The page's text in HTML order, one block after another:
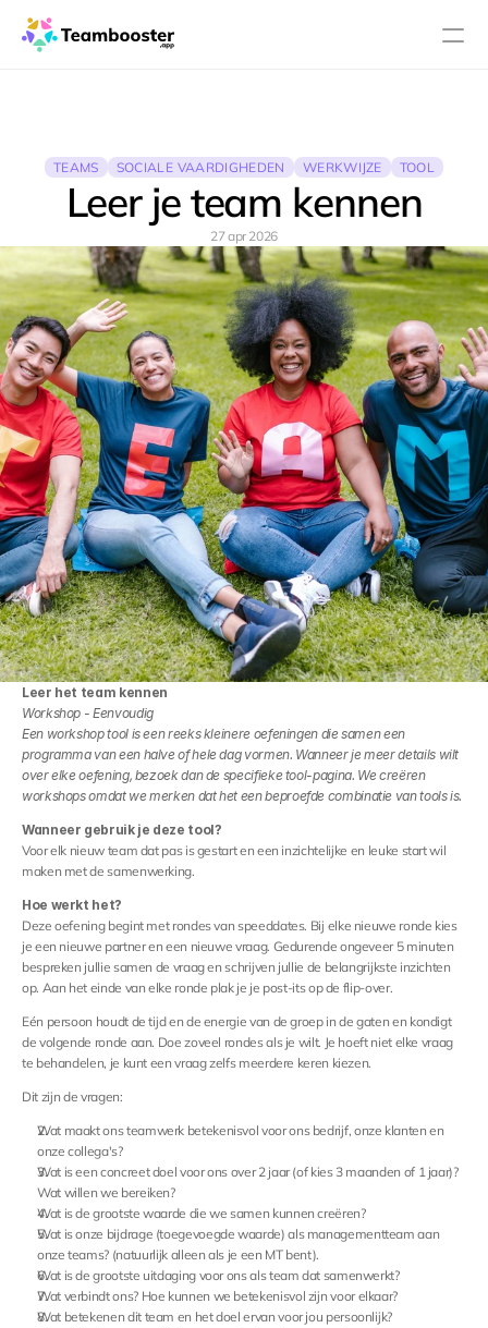
Over
Prijzen
Contact
Blog
Dutch
Inloggen
Content
Publish
RESOURCES
Blog
Careers
Docs
About
COMMUNITY
Events
Experts
TEAMS SOCIALE VAARDIGHEDEN WERKWIJZE TOOL
Leer je team kennen
27 apr 2026
Leer het team kennen
Workshop - Eenvoudig
Een workshop tool is een reeks kleinere oefeningen die samen een
programma van een halve of hele dag vormen. Wanneer je meer details wilt
over elke oefening, bezoek dan de specifieke tool-pagina. We creëren
workshops omdat we merken dat het een beproefde combinatie van tools is.
Wanneer gebruik je deze tool?
Voor elk nieuw team dat pas is gestart en een inzichtelijke en leuke start wil
maken met de samenwerking.
Hoe werkt het?
Deze oefening begint met rondes van speeddates. Bij elke nieuwe ronde kies
je een nieuwe partner en een nieuwe vraag. Gedurende ongeveer 5 minuten
bespreken jullie samen de vraag en schrijven jullie de belangrijkste inzichten
op. Aan het einde van elke ronde plak je je post-its op de flip-over.
Eén persoon houdt de tijd en de energie van de groep in de gaten en kondigt
de volgende ronde aan. Doe zoveel rondes als je wilt. Je hoeft niet elke vraag
te behandelen, je kunt een vraag zelfs meerdere keren kiezen.
Dit zijn de vragen:
Wat maakt ons teamwerk betekenisvol voor ons bedrijf, onze klanten en
onze collega's?
Wat is een concreet doel voor ons over 2 jaar (of kies 3 maanden of 1 jaar)?
Wat willen we bereiken?
Wat is de grootste waarde die we samen kunnen creëren?
Wat is onze bijdrage (toegevoegde waarde) als managementteam aan
onze teams? (natuurlijk alleen als je een MT bent).
Wat is de grootste uitdaging voor ons als team dat samenwerkt?
Wat verbindt ons? Hoe kunnen we betekenisvol zijn voor elkaar?
Wat betekenen dit team en het doel ervan voor jou persoonlijk?